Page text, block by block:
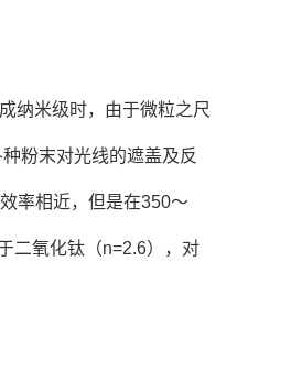
纳米级时，由于微粒之尺
粉末对光线的遮盖及反
率相近，但是在350～
二氧化钛（n=2.6），对